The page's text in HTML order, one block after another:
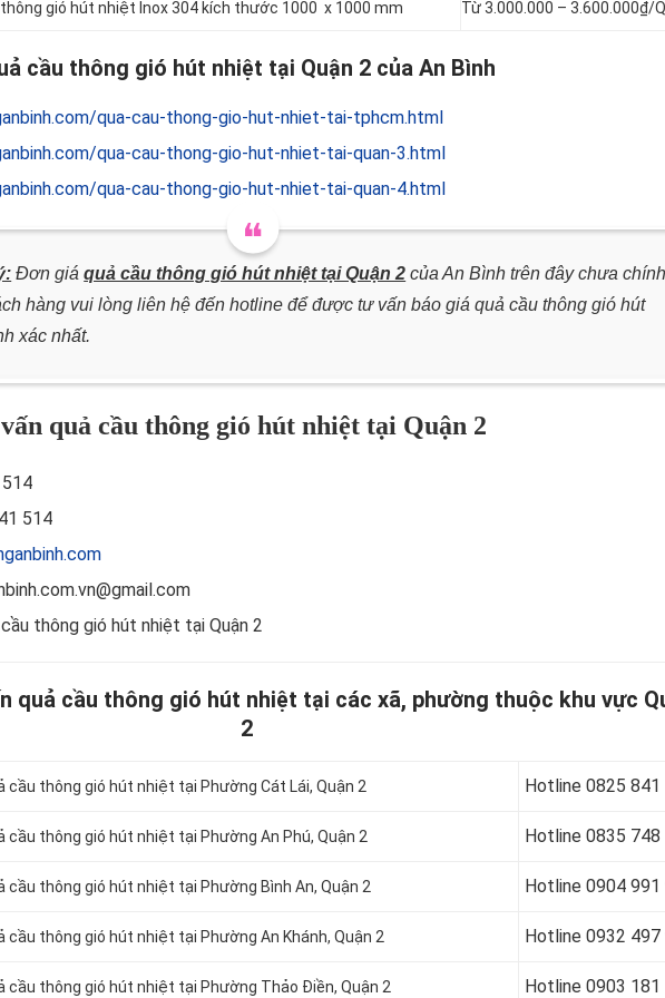
gió hút nhiệt Inox 304 kích thước 1000 x 1000 mm Từ 3.000.000 – 3.600.000₫/
cầu thông gió hút nhiệt tại Quận 2 của An Bình
qua-cau-thong-gio-hut-nhiet-tai-tphcm.html
qua-cau-thong-gio-hut-nhiet-tai-quan-3.html
qua-cau-thong-gio-hut-nhiet-tai-quan-4.html
Đơn giáquả cầu thông gió hút nhiệt tại Quận 2 của An Bình trên đây chưa chính
hàng vui lòng liên hệ đến hotline để được tư vấn báo giá quả cầu thông gió hút
xác nhất.
quả cầu thông gió hút nhiệt tại Quận 2
514
thông gió hút nhiệt tại Quận 2
quả cầu thông gió hút nhiệt tại các xã, phường thuộc khu vực
2
cầu thông gió hút nhiệt tại Phường Cát Lái, Quận 2 Hotline 0825 841
cầu thông gió hút nhiệt tại Phường An Phú, Quận 2 Hotline 0835 748
cầu thông gió hút nhiệt tại Phường Bình An, Quận 2 Hotline 0904 991
cầu thông gió hút nhiệt tại Phường An Khánh, Quận 2 Hotline 0932 497
cầu thông gió hút nhiệt tại Phường Thảo Điền, Quận 2 Hotline 0903 181